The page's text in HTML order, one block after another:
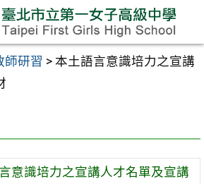
師研習 > 本土語言意識培力之宣講
意識培力之宣講人才名單及宣講